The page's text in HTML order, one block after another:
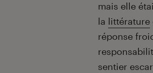
mais elle
la littérature
réponse
sentier